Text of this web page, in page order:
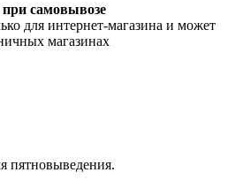
самовывозе
для интернет-магазина и может
магазинах
пятновыведения.